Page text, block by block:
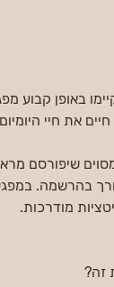
התקיימו באופן
חיים את חיי
שיפורסם
בהרשמה.
מודרכות.
זה?